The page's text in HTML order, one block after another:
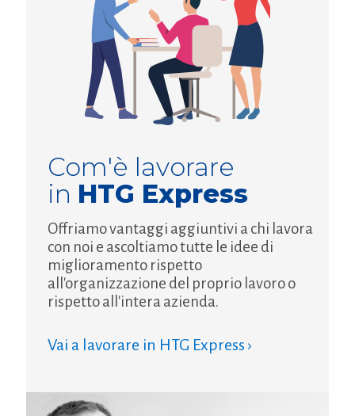
Com'è lavorare
in HTG Express
Offriamo vantaggi aggiuntivi a chi lavora
con noi e ascoltiamo tutte le idee di
miglioramento rispetto
all'organizzazione del proprio lavoro o
rispetto all'intera azienda.
Vai a lavorare in HTG Express ›